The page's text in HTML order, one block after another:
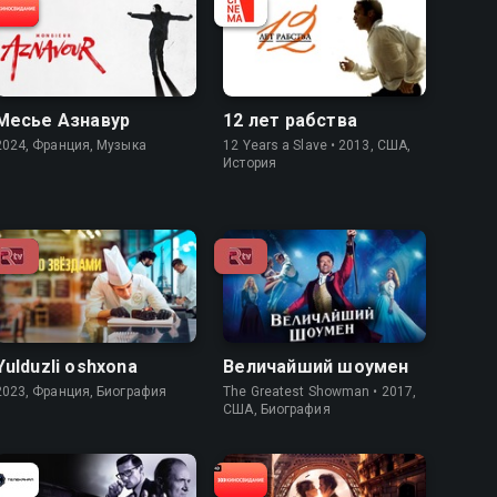
7.9
Азнавур
Франция, Музыка
8.1
12 лет рабства
12 Years a Slave • 2013, США,
История
7.7 6.5
oshxona
Франция, Биография
7.5 7.6
Величайший шоумен
The Greatest Showman • 2017,
США, Биография